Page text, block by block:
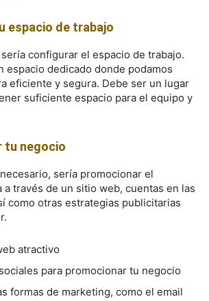
espacio de trabajo
configurar el espacio de trabajo.
espacio dedicado donde podamos
eficiente y segura. Debe ser un lugar
suficiente espacio para el equipo y
tu negocio
sería promocionar el
a través de un sitio web, cuentas en las
como otras estrategias publicitarias
atractivo
para promocionar tu negocio
formas de marketing, como el email